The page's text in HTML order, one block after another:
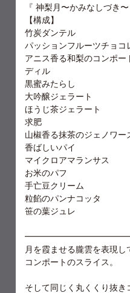
『 神梨月〜かみなしづき〜
【構成】
竹炭ダンテル
パッションフルーツチョコ
アニス香る和梨のコンポー
ディル
黒蜜みたらし
大吟醸ジェラート
ほうじ茶ジェラート
求肥
山椒香る抹茶のジェノワー
香ばしいパイ
マイクロアマランサス
お米のパフ
手亡豆クリーム
粒餡のパンナコッタ
笹の葉ジュレ
月を霞ませる朧雲を表現
コンポートのスライス。
そして同じく丸くくり抜